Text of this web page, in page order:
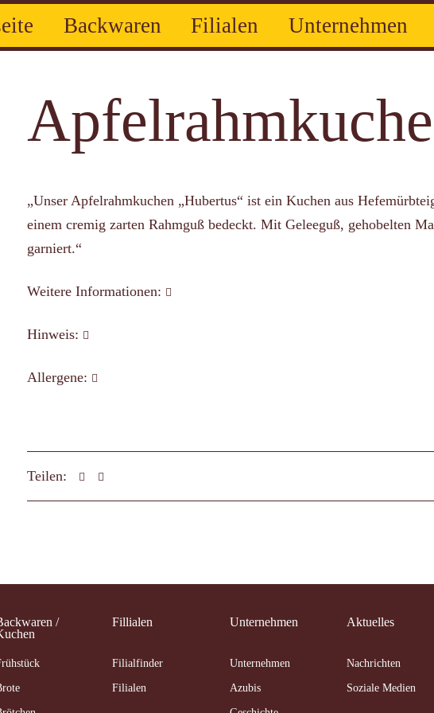
Zum
Inhalt
springen
Backwaren Filialen Unternehmen
„Unser Apfelrahmkuchen „Hubertus“ ist ein Kuchen aus
einem cremig zarten Rahmguß bedeckt. Mit Geleeguß, gehobelten
garniert.“
Weitere Informationen:
Hinweis:
Allergene:
Teilen:
/
Fillialen
Filialfinder
Filialen
Unternehmen
Unternehmen
Azubis
Aktuelles
Nachrichten
Soziale Medien